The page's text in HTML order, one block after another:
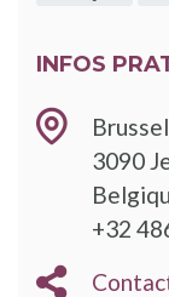
INFOS
3090
+32
EMAIL